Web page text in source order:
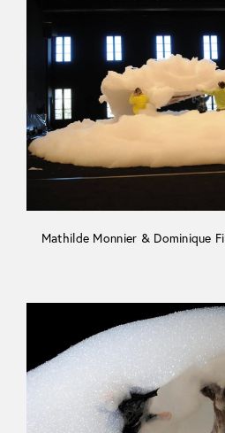
Mathilde Monnier & Dominique